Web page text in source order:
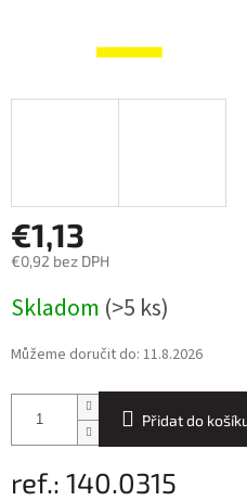
€1,13
€0,92 bez DPH
cena:
Skladom (>5 ks)
Můžeme doručit do: 11.8.2026
Přidat do
ref.: 140.0315